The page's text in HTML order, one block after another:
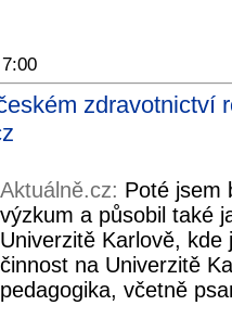
zdravotnictví
Aktuálně.cz: Poté jsem
výzkum a působil také
Univerzitě Karlově,
činnost na Univerzitě
pedagogika, včetně